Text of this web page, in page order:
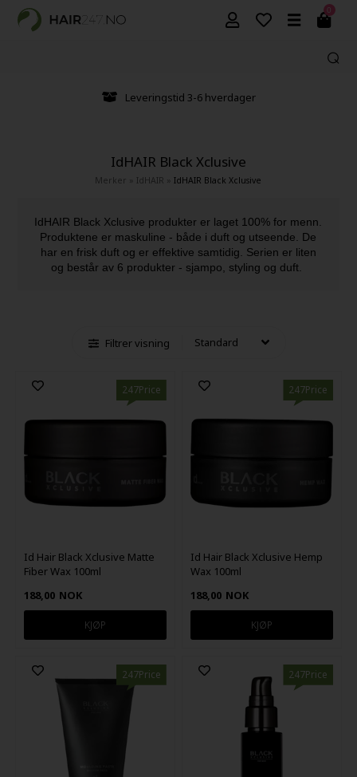
0
Leveringstid 3-6 hverdager
IdHAIR Black Xclusive
Merker IdHAIR »IdHAIR Black Xclusive
IdHAIR Black Xclusive produkter er laget 100% for menn.
Produktene er maskuline - både i duft og utseende. De
har en frisk duft og er effektive samtidig. Serien er liten
og består av 6 produkter - sjampo, styling og duft.
Filtrer visning
247Price
Id Hair Black Xclusive Matte
Fiber Wax 100ml
188,00 NOK
247Price
Id Hair Black Xclusive Hemp
Wax 100ml
188,00 NOK
247Price 247Price